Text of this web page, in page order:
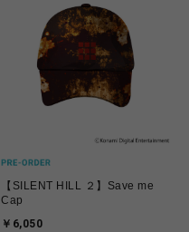
【SILENT HILL ２】Save me
Cap
￥6,050